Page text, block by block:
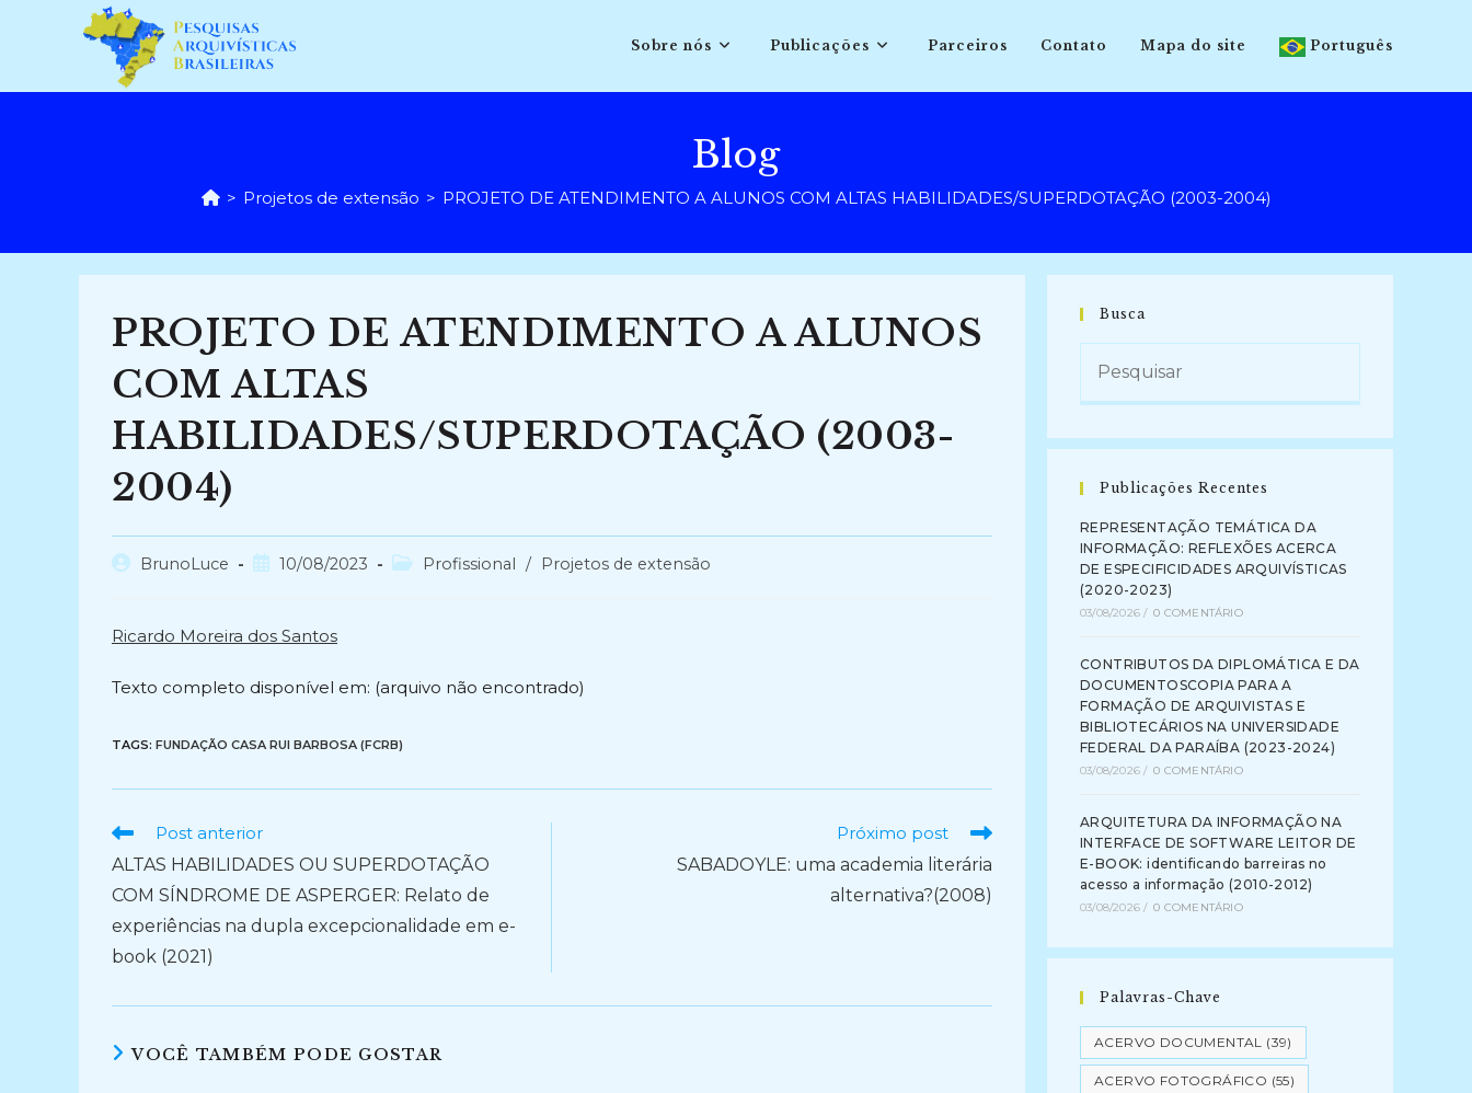
conteúdo
Sobre nós Publicações Parceiros Contato Mapa do site Português
Blog
> Projetos de extensão > PROJETO DE ATENDIMENTO A ALUNOS COM ALTAS HABILIDADES/SUPERDOTAÇÃO (2003-2004)
PROJETO DE ATENDIMENTO A ALUNOS
COM ALTAS
HABILIDADES/SUPERDOTAÇÃO (2003-
2004)
AutorBrunoLuce
Post10/08/2023
Categoria
Profissional / Projetos de extensão
Ricardo Moreira dos Santos
Texto completo disponível em: (arquivo não encontrado)
TAGS: FUNDAÇÃO CASA RUI BARBOSA (FCRB)
Ler
artigos
Post anterior
ALTAS HABILIDADES OU SUPERDOTAÇÃO
COM SÍNDROME DE ASPERGER: Relato de
experiências na dupla excepcionalidade em e-
book (2021)
Próximo post
SABADOYLE: uma academia literária
alternativa?(2008)
VOCÊ TAMBÉM PODE GOSTAR
Busca
Publicações Recentes
REPRESENTAÇÃO TEMÁTICA DA
INFORMAÇÃO: REFLEXÕES ACERCA
DE ESPECIFICIDADES ARQUIVÍSTICAS
(2020-2023)
03/08/2026 / 0 COMENTÁRIO
CONTRIBUTOS DA DIPLOMÁTICA E DA
DOCUMENTOSCOPIA PARA A
FORMAÇÃO DE ARQUIVISTAS E
BIBLIOTECÁRIOS NA UNIVERSIDADE
FEDERAL DA PARAÍBA (2023-2024)
03/08/2026 / 0 COMENTÁRIO
ARQUITETURA DA INFORMAÇÃO NA
INTERFACE DE SOFTWARE LEITOR DE
E-BOOK: identificando barreiras no
acesso a informação (2010-2012)
03/08/2026 / 0 COMENTÁRIO
Palavras-Chave
ACERVO DOCUMENTAL (39)
ACERVO FOTOGRÁFICO (55)